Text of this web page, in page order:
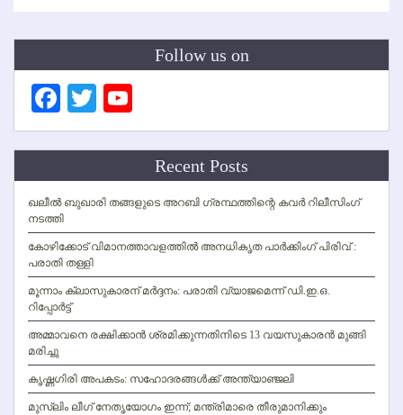
Follow us on
Facebook
Twitter
Channel
Recent Posts
ഖലീല്‍ ബുഖാരി തങ്ങളുടെ അറബി ഗ്രന്ഥത്തിന്റെ കവര്‍ റിലീസിംഗ്
നടത്തി
കോഴിക്കോട് വിമാനത്താവളത്തില്‍ അനധികൃത പാര്‍ക്കിംഗ് പിരിവ് :
പരാതി തള്ളി
മൂന്നാം ക്ലാസുകാരന് മര്‍ദ്ദനം: പരാതി വ്യാജമെന്ന് ഡി.ഇ.ഒ.
റിപ്പോര്‍ട്ട്
അമ്മാവനെ രക്ഷിക്കാന്‍ ശ്രമിക്കുന്നതിനിടെ 13 വയസുകാരന്‍ മുങ്ങി
മരിച്ചു
കൃഷ്ണഗിരി അപകടം: സഹോദരങ്ങള്‍ക്ക് അന്ത്യാഞ്ജലി
മുസ്ലിം ലീഗ് നേതൃയോഗം ഇന്ന്; മന്ത്രിമാരെ തീരുമാനിക്കും